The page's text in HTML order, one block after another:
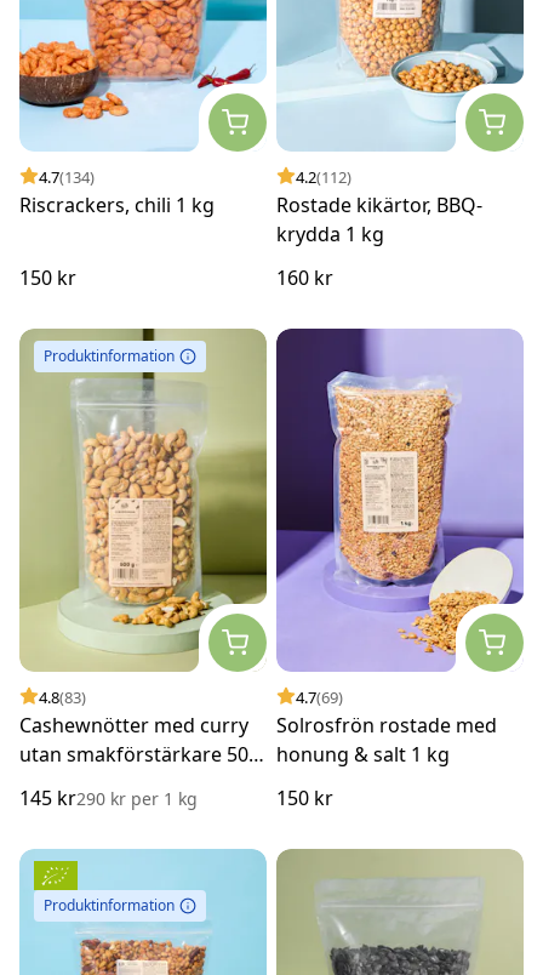
4.7(134)
Riscrackers, chili 1 kg
150 kr
4.2(112)
Rostade kikärtor, BBQ-
krydda 1 kg
160 kr
Produktinformation
4.8(83)
Cashewnötter med curry
utan smakförstärkare 500
145 kr290 kr per 1 kg
4.7(69)
Solrosfrön rostade med
honung & salt 1 kg
150 kr
Produktinformation